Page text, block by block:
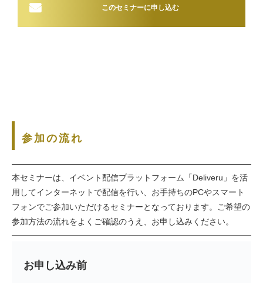
このセミナーに申し込む
参加の流れ
本セミナーは、イベント配信プラットフォーム「Deliveru」を活
用してインターネットで配信を行い、お手持ちのPCやスマート
フォンでご参加いただけるセミナーとなっております。ご希望の
参加方法の流れをよくご確認のうえ、お申し込みください。
お申し込み前